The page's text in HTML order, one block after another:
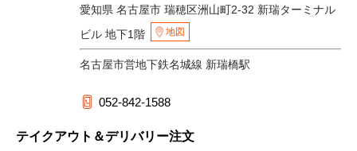
愛知県 名古屋市 瑞穂区洲山町2-32 新瑞ターミナル
ビル 地下1階
地図
名古屋市営地下鉄名城線 新瑞橋駅
052-842-1588
テイクアウト＆デリバリー注文